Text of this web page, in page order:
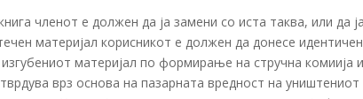
членот е должен да ја замени со иста таква, или да
материјал корисникот е должен да донесе
материјал по формирање на стручна комиија
врз основа на пазарната вредност на